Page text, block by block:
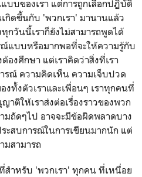
บบของเรา แต่การถูกเลือกปฏิบัติ
กิดขึ้นกับ 'พวกเรา' มานานแล้ว
กวันนี้เราก็ยังไม่สามารถพูดได้
ณ์แบบหรือมากพอที่จะให้ความรู้กับ
องศึกษา แต่เราคิดว่าสิ่งที่เรา
รณ์ ความคิดเห็น ความเจ็บปวด
ทั้งตัวเราและเพื่อนๆ เราทุกคนที่
าติให้เราส่งต่อเรื่องราวของพวก
ถัดๆไป อาจจะมีข้อผิดพลาดบาง
ะสบการณ์ในการเขียนมากนัก แต่
มสามารถ
สำหรับ 'พวกเรา' ทุกคน ที่เหนื่อย